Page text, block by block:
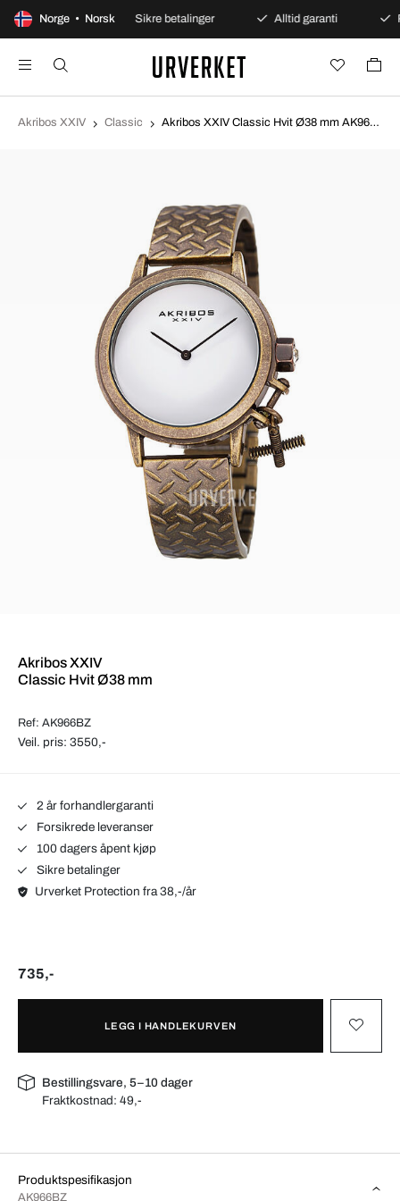
Norge • Norsk
åpent kjøp Sikre betalinger Alltid garanti
Akribos XXIV Classic Akribos XXIV Classic Hvit Ø38 mm AK966BZ
Akribos XXIV
Classic Hvit Ø38 mm
Ref: AK966BZ
Veil. pris: 3550,-
2 år forhandlergaranti
Forsikrede leveranser
100 dagers åpent kjøp
Sikre betalinger
Urverket Protection fra 38,-/år
735,-
LEGG I HANDLEKURVEN
Bestillingsvare, 5–10 dager
Fraktkostnad:49,-
Produktspesifikasjon
AK966BZ